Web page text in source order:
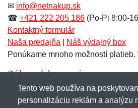
Meno:*
E-mail:
Správa*
E-mail:*
Správa*
✉ info@netnakup.sk
☎ +421 222 205 186 (Po-Pi 8:00-
Kontaktný formulár
Naša predajňa
Náš výdajný box
Ponúkame mnoho možností platieb.
Zákaznícky servis
Novinky emailom
Tento web používa na
personalizáciu reklám a analýzu